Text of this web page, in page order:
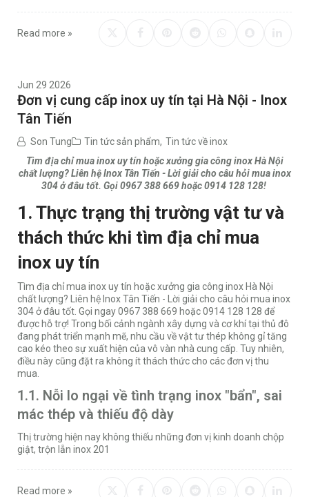
Read more »
Jun 29 2026
Đơn vị cung cấp inox uy tín tại Hà Nội - Inox
Tân Tiến
Son Tung Tin tức sản phẩm, Tin tức về inox
Tìm địa chỉ mua inox uy tín hoặc xưởng gia công inox Hà Nội
chất lượng? Liên hệ Inox Tân Tiến - Lời giải cho câu hỏi mua inox
304 ở đâu tốt. Gọi 0967 388 669 hoặc 0914 128 128!
1. Thực trạng thị trường vật tư và
thách thức khi tìm địa chỉ mua
inox uy tín
Tìm địa chỉ mua inox uy tín hoặc xưởng gia công inox Hà Nội
chất lượng? Liên hệ Inox Tân Tiến - Lời giải cho câu hỏi mua inox
304 ở đâu tốt. Gọi ngay 0967 388 669 hoặc 0914 128 128 để
được hỗ trợ! Trong bối cảnh ngành xây dựng và cơ khí tại thủ đô
đang phát triển mạnh mẽ, nhu cầu về vật tư thép không gỉ tăng
cao kéo theo sự xuất hiện của vô vàn nhà cung cấp. Tuy nhiên,
điều này cũng đặt ra không ít thách thức cho các đơn vị thu
mua.
1.1. Nỗi lo ngại về tình trạng inox "bẩn", sai
mác thép và thiếu độ dày
Thị trường hiện nay không thiếu những đơn vị kinh doanh chộp
giật, trộn lẫn inox 201
Read more »